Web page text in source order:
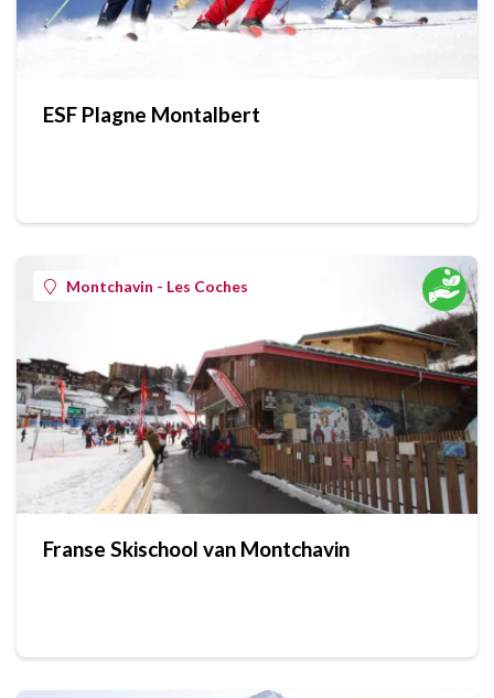
ESF Plagne Montalbert
Montchavin - Les Coches
Franse Skischool van Montchavin